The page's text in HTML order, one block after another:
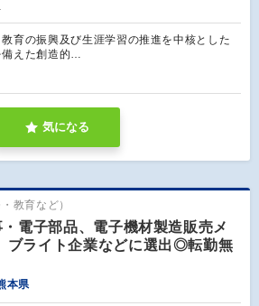
育の振興及び生涯学習の推進を中核とした
備えた創造的…
気になる
教育など）
・電子部品、電子機材製造販売メ
ブライト企業などに選出◎転勤無
本県